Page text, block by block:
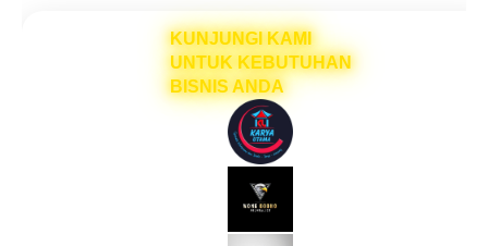
KUNJUNGI KAMI
UNTUK KEBUTUHAN
BISNIS ANDA